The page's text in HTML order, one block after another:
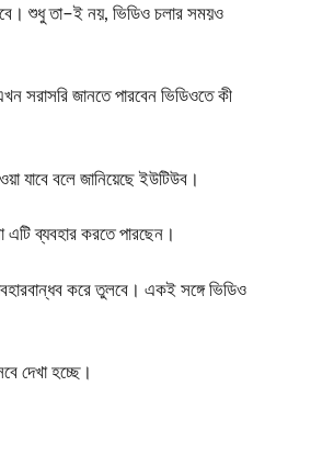
শুধু তা–ই নয়, ভিডিও চলার সময়ও
সরাসরি জানতে পারবেন ভিডিওতে কী
যাবে বলে জানিয়েছে ইউটিউব।
এটি ব্যবহার করতে পারছেন।
করে তুলবে। একই সঙ্গে ভিডিও
দেখা হচ্ছে।